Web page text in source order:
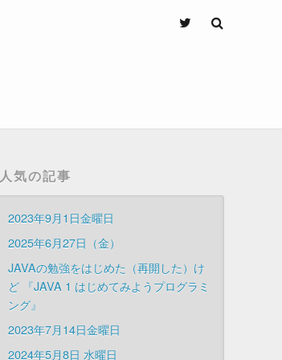
人気の記事
2023年9月1日金曜日
2025年6月27日（金）
JAVAの勉強をはじめた（再開した）け
ど 『JAVA 1 はじめてみようプログラミ
ング』
2023年7月14日金曜日
2024年5月8日 水曜日